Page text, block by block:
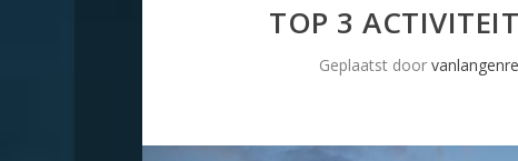
TOP 3
Geplaatst door